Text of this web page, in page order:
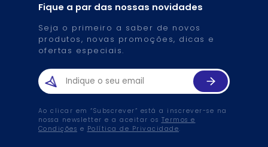
Fique a par das nossas novidades
Seja o primeiro a saber de novos
produtos, novas promoções, dicas e
ofertas especiais.
Ao clicar em “Subscrever” está a inscrever-se na
nossa newsletter e a aceitar os Termos e
Condições e Política de Privacidade.